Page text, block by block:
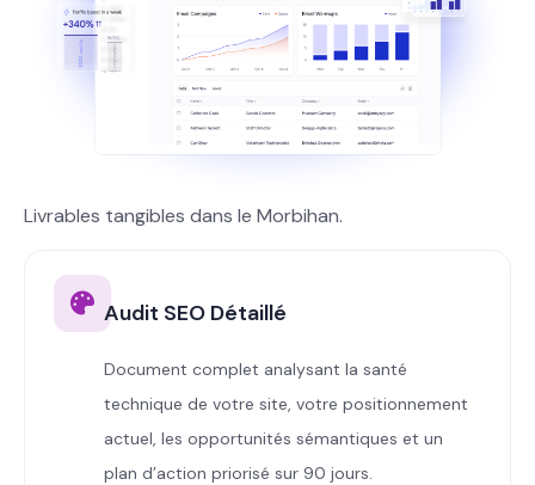
Livrables tangibles dans le Morbihan.
Audit SEO Détaillé
Document complet analysant la santé
technique de votre site, votre positionnement
actuel, les opportunités sémantiques et un
plan d’action priorisé sur 90 jours.